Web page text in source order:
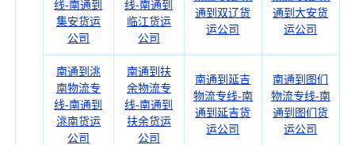
线-南通到
集安货运
公司
线-南通到
临江货运
公司
通到双辽货
运公司
通到大安货
运公司
南通到洮
南物流专
线-南通到
洮南货运
公司
南通到扶
余物流专
线-南通到
扶余货运
公司
南通到延吉
物流专线-南
通到延吉货
运公司
南通到图们
物流专线-南
通到图们货
运公司